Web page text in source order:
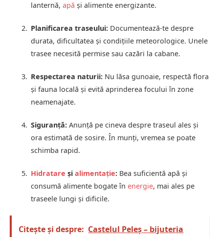
lanternă, apă și alimente energizante.
Planificarea traseului: Documentează-te despre
durata, dificultatea și condițiile meteorologice. Unele
trasee necesită permise sau cazări la cabane.
Respectarea naturii: Nu lăsa gunoaie, respectă flora
și fauna locală și evită aprinderea focului în zone
neamenajate.
Siguranță: Anunță pe cineva despre traseul ales și
ora estimată de sosire. În munți, vremea se poate
schimba rapid.
Hidratare și alimentație: Bea suficientă apă și
consumă alimente bogate în energie, mai ales pe
traseele lungi și dificile.
Citește și despre: Castelul Peleș – bijuteria